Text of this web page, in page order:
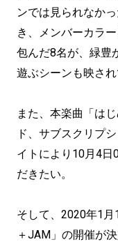
ンでは見られなか
き、メンバーカラ
包んだ8名が、緑豊
遊ぶシーンも映され
また、本楽曲「は
ド、サブスクリプ
イトにより10月4日
だきたい。
そして、2020年1月
＋JAM」の開催が